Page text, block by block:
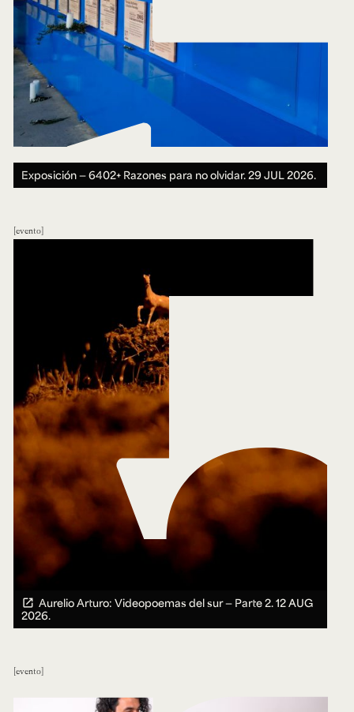
Exposición — 6402+ Razones para no olvidar.29 JUL 2026.
evento
Aurelio Arturo: Videopoemas del sur — Parte 2.12 AUG
2026.
evento